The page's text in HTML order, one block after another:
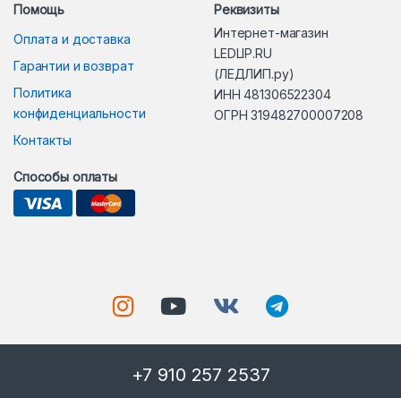
Помощь
Оплата и доставка
Гарантии и возврат
Политика
конфиденциальности
Контакты
Реквизиты
Интернет-магазин
LEDLIP.RU
(ЛЕДЛИП.ру)
ИНН 481306522304
ОГРН 319482700007208
Способы оплаты
+7 910 257 2537